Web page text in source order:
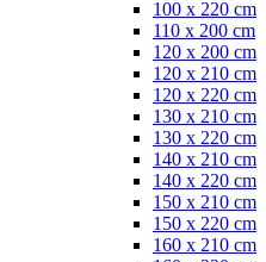
100 x 220 cm
110 x 200 cm
120 x 200 cm
120 x 210 cm
120 x 220 cm
130 x 210 cm
130 x 220 cm
140 x 210 cm
140 x 220 cm
150 x 210 cm
150 x 220 cm
160 x 210 cm